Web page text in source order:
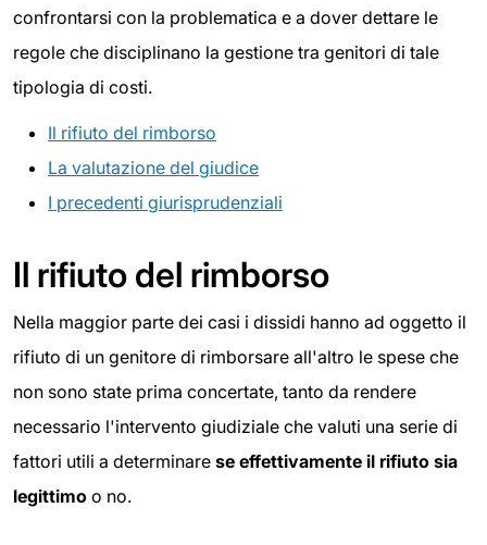
confrontarsi con la problematica e a dover dettare le
regole che disciplinano la gestione tra genitori di tale
tipologia di costi.
Il rifiuto del rimborso
La valutazione del giudice
I precedenti giurisprudenziali
Il rifiuto del rimborso
Nella maggior parte dei casi i dissidi hanno ad oggetto il
rifiuto di un genitore di rimborsare all'altro le spese che
non sono state prima concertate, tanto da rendere
necessario l'intervento giudiziale che valuti una serie di
fattori utili a determinare se effettivamente il rifiuto sia
legittimo o no.